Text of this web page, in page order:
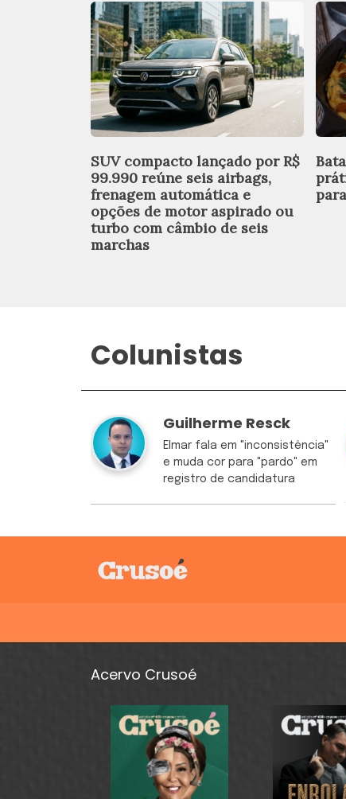
SUV compacto lançado por R$
99.990 reúne seis airbags,
frenagem automática e
opções de motor aspirado ou
turbo com câmbio de seis
marchas
Colunistas
Guilherme Resck
Elmar fala em "inconsistência"
e muda cor para "pardo" em
registro de candidatura
Acervo Crusoé